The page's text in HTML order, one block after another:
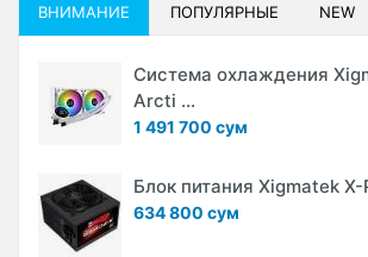
ВНИМАНИЕ ПОПУЛЯРНЫЕ NEW
Система охлаждения
Arcti ...
1 491 700 сум
Блок питания Xigmatek
634 800 сум